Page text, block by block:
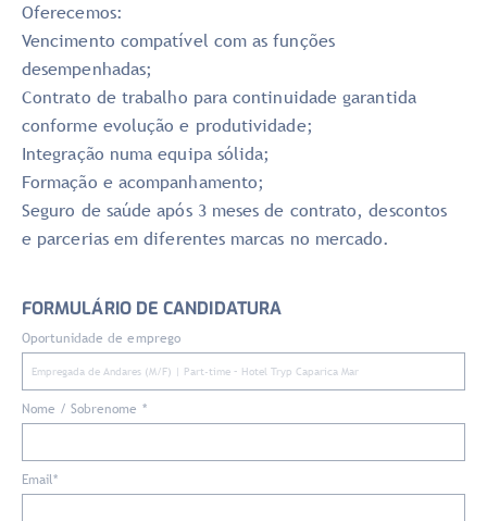
Oferecemos:
Vencimento compatível com as funções
desempenhadas;
Contrato de trabalho para continuidade garantida
conforme evolução e produtividade;
Integração numa equipa sólida;
Formação e acompanhamento;
Seguro de saúde após 3 meses de contrato, descontos
e parcerias em diferentes marcas no mercado.
FORMULÁRIO DE CANDIDATURA
Oportunidade de emprego
Nome / Sobrenome *
Email*